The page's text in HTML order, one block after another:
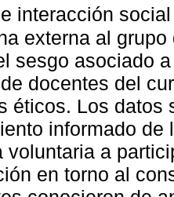
interacción
externa al
sesgo asociado
docentes del
éticos. Los datos
informado
voluntaria a
en torno al